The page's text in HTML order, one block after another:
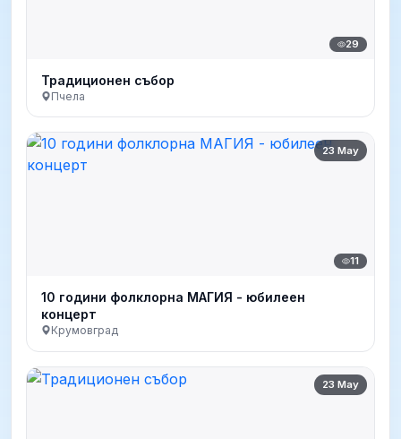
29
Традиционен събор
Пчела
23 May
11
10 години фолклорна МАГИЯ - юбилеен
концерт
Крумовград
23 May